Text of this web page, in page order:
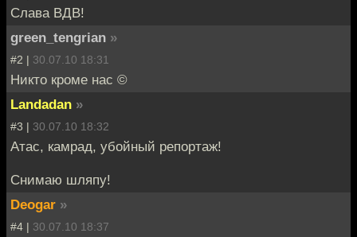
Слава ВДВ!
green_tengrian »
#2 | 30.07.10 18:31
Никто кроме нас ©
Landadan »
#3 | 30.07.10 18:32
Атас, камрад, убойный репортаж!
Снимаю шляпу!
Deogar »
#4 | 30.07.10 18:37